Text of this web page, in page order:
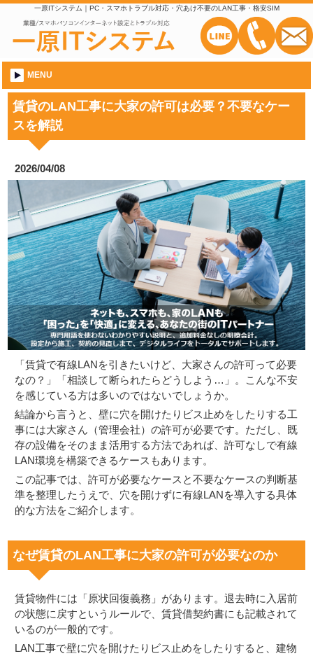
一原ITシステム｜PC・スマホトラブル対応・穴あけ不要のLAN工事・格安SIM
MENU
賃貸のLAN工事に大家の許可は必要？不要なケー
スを解説
2026/04/08
「賃貸で有線LANを引きたいけど、大家さんの許可って必要
なの？」「相談して断られたらどうしよう…」。こんな不安
を感じている方は多いのではないでしょうか。
結論から言うと、壁に穴を開けたりビス止めをしたりする工
事には大家さん（管理会社）の許可が必要です。ただし、既
存の設備をそのまま活用する方法であれば、許可なしで有線
LAN環境を構築できるケースもあります。
この記事では、許可が必要なケースと不要なケースの判断基
準を整理したうえで、穴を開けずに有線LANを導入する具体
的な方法をご紹介します。
なぜ賃貸のLAN工事に大家の許可が必要なのか
賃貸物件には「原状回復義務」があります。退去時に入居前
の状態に戻すというルールで、賃貸借契約書にも記載されて
いるのが一般的です。
LAN工事で壁に穴を開けたりビス止めをしたりすると、建物